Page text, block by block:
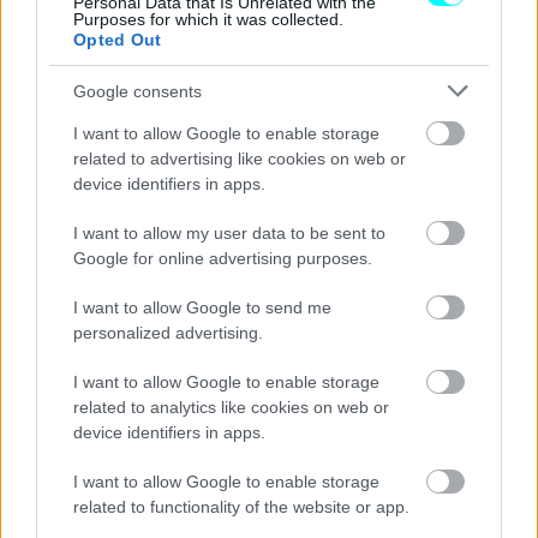
Purposes for which it was collected.
Opted Out
Google consents
I want to allow Google to enable storage
related to advertising like cookies on web or
device identifiers in apps.
I want to allow my user data to be sent to
Google for online advertising purposes.
I want to allow Google to send me
personalized advertising.
I want to allow Google to enable storage
related to analytics like cookies on web or
device identifiers in apps.
I want to allow Google to enable storage
related to functionality of the website or app.